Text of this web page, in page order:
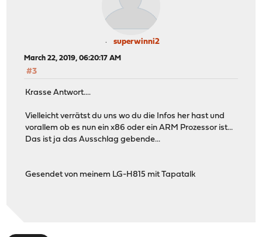
superwinni2
March 22, 2019, 06:20:17 AM
#3
Krasse Antwort....
Vielleicht verrätst du uns wo du die Infos her hast und
vorallem ob es nun ein x86 oder ein ARM Prozessor ist...
Das ist ja das Ausschlag gebende...
Gesendet von meinem LG-H815 mit Tapatalk